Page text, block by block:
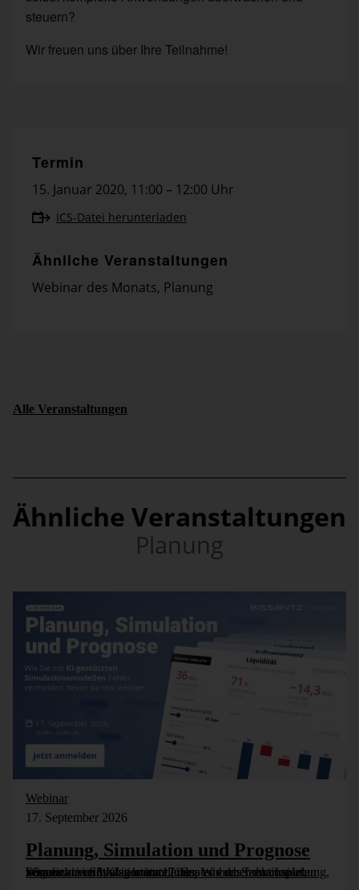
steuern?
Wir freuen uns über Ihre Teilnahme!
Termin
15. Januar 2020, 11:00 – 12:00 Uhr
ICS-Datei herunterladen
Ähnliche Veranstaltungen
Webinar des Monats, Planung
Alle Veranstaltungen
Ähnliche Veranstaltungen
Planung
Webinar
17. September 2026
Planung, Simulation und Prognose
Wer nicht weiß, was kommt, muss es vorher durchspielen können – in Simulationsmodellen. Wie das funktioniert, zeigen wir im Webinar am 17. September: Szenarioplanung, Simulation und KI-gestützte [...]